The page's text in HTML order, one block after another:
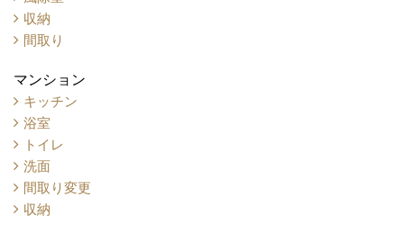
収納
間取り
マンション
キッチン
浴室
トイレ
洗面
間取り変更
収納